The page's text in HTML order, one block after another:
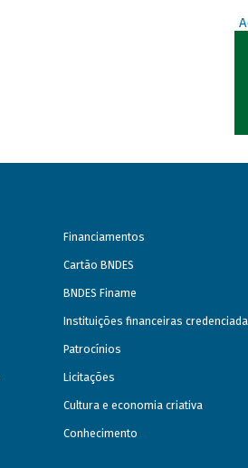
Financiamentos
Cartão BNDES
BNDES Finame
Instituições financeiras
Patrocínios
Licitações
Cultura e economia criativa
Conhecimento